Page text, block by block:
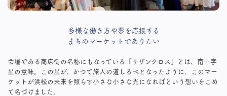
多様な働き方や夢を応援する
まちのマーケットでありたい
会場である商店街の名称にもなっている「サザンクロス」とは、南十字
星の意味。この星が、かつて旅人の道しるべとなったように、このマー
ケットが浜松の未来を照らす小さな小さな光になればという想いをこめ
て名づけました。